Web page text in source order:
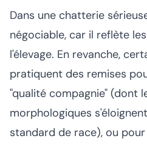
Dans une chatterie
négociable, car il reflète
l'élevage. En revanche,
pratiquent des remises
"qualité compagnie" (dont
morphologiques
standard de race), ou